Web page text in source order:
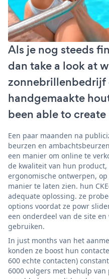
Als je nog steeds
dan take a look at
zonnebrillenbedrijf
handgemaakte
been able to
Een paar maanden na
beurzen en
een manier om online te
de kwaliteit van hun
ergonomische ontwerpen,
manier te laten zien. hun
adequate oplossing. ze
options voordat ze powr
een onderdeel van de site
gebruiken.
In just months van het
konden ze boost hun
600 echte contacten)
6000 volgers met behulp